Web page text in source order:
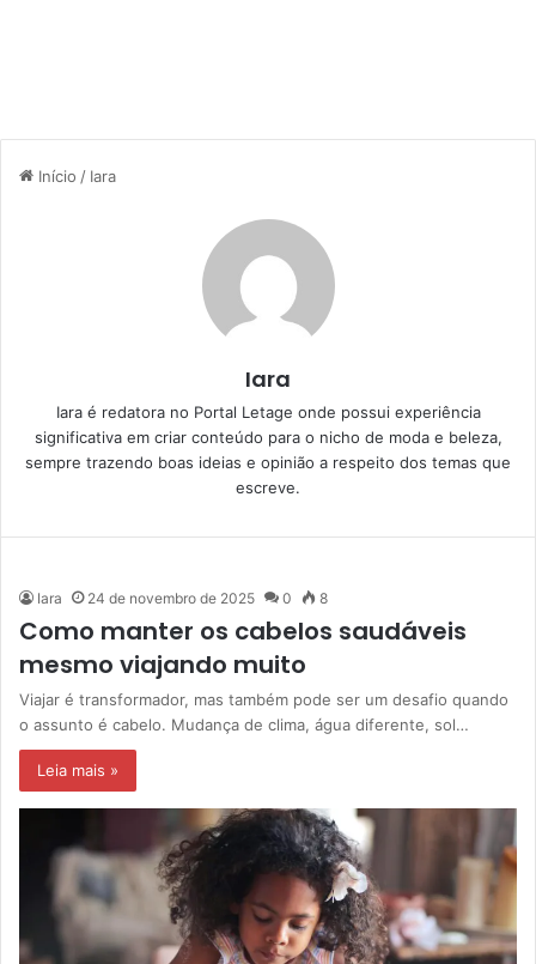
Início / Iara
Iara
Iara é redatora no Portal Letage onde possui experiência
significativa em criar conteúdo para o nicho de moda e beleza,
sempre trazendo boas ideias e opinião a respeito dos temas que
escreve.
Iara 24 de novembro de 2025 0 8
Como manter os cabelos saudáveis
mesmo viajando muito
Viajar é transformador, mas também pode ser um desafio quando
o assunto é cabelo. Mudança de clima, água diferente, sol…
Leia mais »